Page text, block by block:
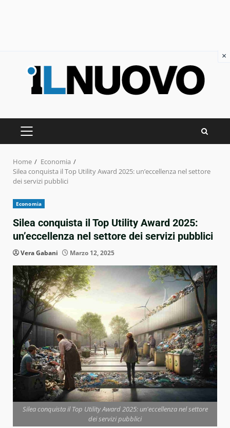
PRIMARY
Home
Economia
Silea conquista il Top Utility Award 2025: un’eccellenza nel settore
dei servizi pubblici
Economia
Silea conquista il Top Utility Award 2025:
un’eccellenza nel settore dei servizi pubblici
Vera Gabani Marzo 12, 2025
Silea conquista il Top Utility Award 2025: un'eccellenza nel settore
dei servizi pubblici
×